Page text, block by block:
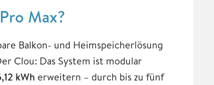
Max?
Balkon- und Heimspeicherlösung
Clou: Das System ist modular
kWh erweitern – durch bis zu fünf